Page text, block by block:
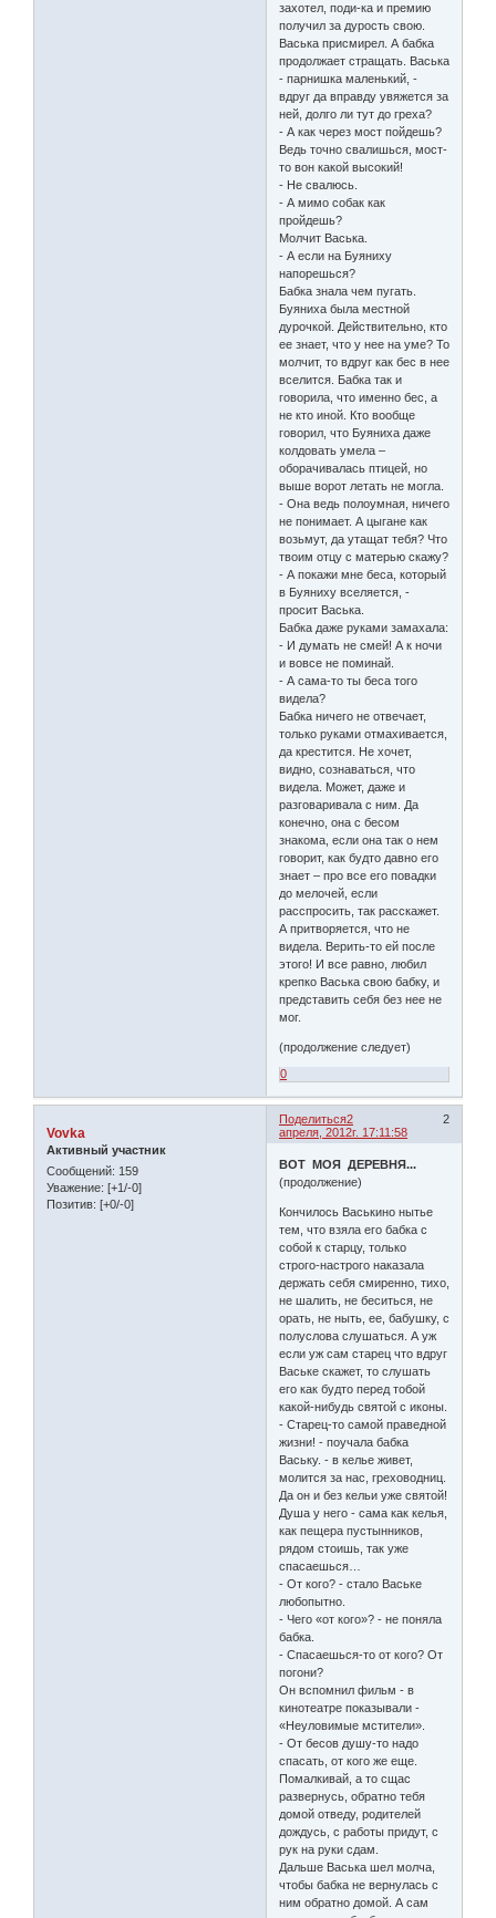
захотел, поди-ка и премию
получил за дурость свою.
Васька присмирел. А бабка
продолжает стращать. Васька
- парнишка маленький, -
вдруг да вправду увяжется за
ней, долго ли тут до греха?
- А как через мост пойдешь?
Ведь точно свалишься, мост-
то вон какой высокий!
- Не свалюсь.
- А мимо собак как
пройдешь?
Молчит Васька.
- А если на Буяниху
напорешься?
Бабка знала чем пугать.
Буяниха была местной
дурочкой. Действительно, кто
ее знает, что у нее на уме? То
молчит, то вдруг как бес в нее
вселится. Бабка так и
говорила, что именно бес, а
не кто иной. Кто вообще
говорил, что Буяниха даже
колдовать умела –
оборачивалась птицей, но
выше ворот летать не могла.
- Она ведь полоумная, ничего
не понимает. А цыгане как
возьмут, да утащат тебя? Что
твоим отцу с матерью скажу?
- А покажи мне беса, который
в Буяниху вселяется, -
просит Васька.
Бабка даже руками замахала:
- И думать не смей! А к ночи
и вовсе не поминай.
- А сама-то ты беса того
видела?
Бабка ничего не отвечает,
только руками отмахивается,
да крестится. Не хочет,
видно, сознаваться, что
видела. Может, даже и
разговаривала с ним. Да
конечно, она с бесом
знакома, если она так о нем
говорит, как будто давно его
знает – про все его повадки
до мелочей, если
расспросить, так расскажет.
А притворяется, что не
видела. Верить-то ей после
этого! И все равно, любил
крепко Васька свою бабку, и
представить себя без нее не
мог.
(продолжение следует)
0
Поделиться 2
2
апреля, 2012г. 17:11:58
Vovka
Активный участник
Сообщений: 159
Уважение: [+1/-0]
Позитив: [+0/-0]
ВОТ МОЯ ДЕРЕВНЯ...
(продолжение)
Кончилось Васькино нытье
тем, что взяла его бабка с
собой к старцу, только
строго-настрого наказала
держать себя смиренно, тихо,
не шалить, не беситься, не
орать, не ныть, ее, бабушку, с
полуслова слушаться. А уж
если уж сам старец что вдруг
Ваське скажет, то слушать
его как будто перед тобой
какой-нибудь святой с иконы.
- Старец-то самой праведной
жизни! - поучала бабка
Ваську. - в келье живет,
молится за нас, греховодниц.
Да он и без кельи уже святой!
Душа у него - сама как келья,
как пещера пустынников,
рядом стоишь, так уже
спасаешься…
- От кого? - стало Ваське
любопытно.
- Чего «от кого»? - не поняла
бабка.
- Спасаешься-то от кого? От
погони?
Он вспомнил фильм - в
кинотеатре показывали -
«Неуловимые мстители».
- От бесов душу-то надо
спасать, от кого же еще.
Помалкивай, а то сщас
развернусь, обратно тебя
домой отведу, родителей
дождусь, с работы придут, с
рук на руки сдам.
Дальше Васька шел молча,
чтобы бабка не вернулась с
ним обратно домой. А сам